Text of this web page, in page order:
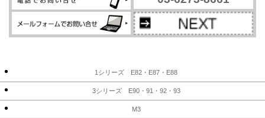
1シリーズ E82・E87・E88
3シリーズ E90・91・92・93
M3